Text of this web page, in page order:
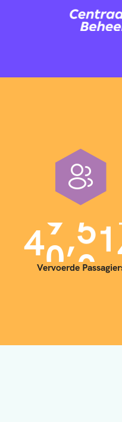
40,00
Vervoerde